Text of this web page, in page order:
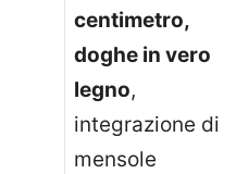
centimetro,
doghe in vero
legno,
integrazione di
mensole